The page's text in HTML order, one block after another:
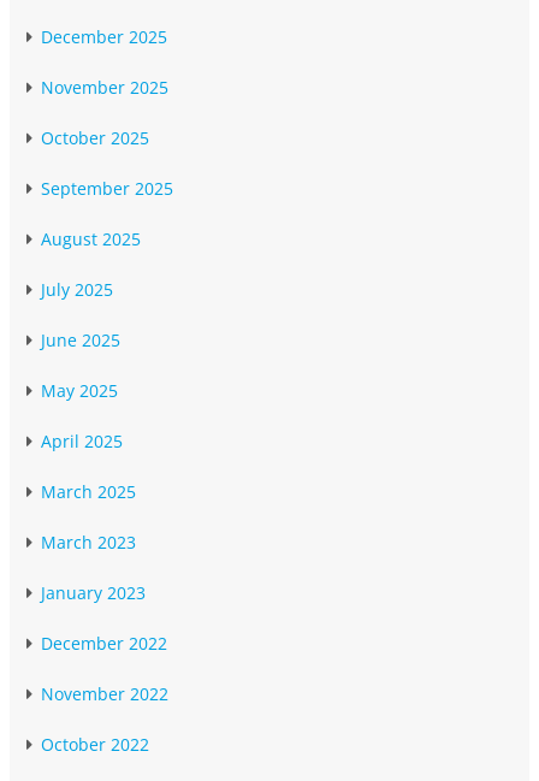
December 2025
November 2025
October 2025
September 2025
August 2025
July 2025
June 2025
May 2025
April 2025
March 2025
March 2023
January 2023
December 2022
November 2022
October 2022